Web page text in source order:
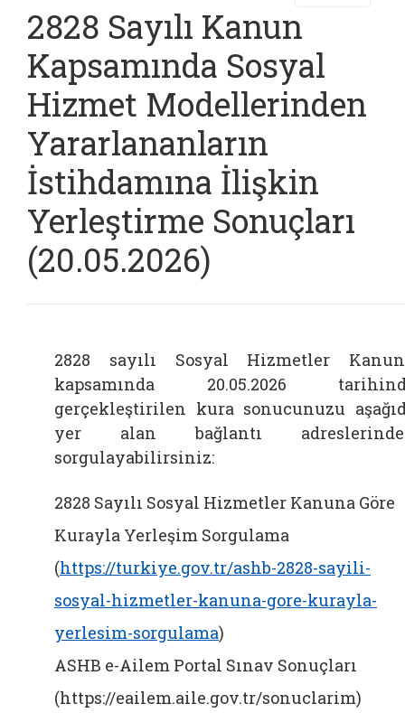
2828 Sayılı Kanun
Kapsamında Sosyal
Hizmet Modellerinden
Yararlananların
İstihdamına İlişkin
Yerleştirme Sonuçları
(20.05.2026)
2828 sayılı Sosyal Hizmetler
kapsamında 20.05.2026
gerçekleştirilen kura sonucunuzu
yer alan bağlantı
sorgulayabilirsiniz:
2828 Sayılı Sosyal Hizmetler Kanuna Göre
Kurayla Yerleşim Sorgulama
(https://turkiye.gov.tr/ashb-2828-sayili-
sosyal-hizmetler-kanuna-gore-kurayla-
yerlesim-sorgulama)
ASHB e-Ailem Portal Sınav Sonuçları
(https://eailem.aile.gov.tr/sonuclarim)